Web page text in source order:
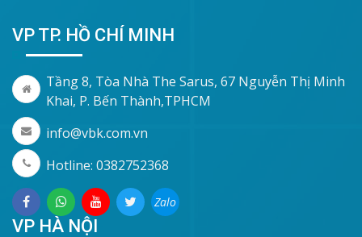
VP TP. HỒ CHÍ MINH
Tầng 8, Tòa Nhà The Sarus, 67 Nguyễn Thị Minh
Khai, P. Bến Thành,TPHCM
info@vbk.com.vn
Hotline: 0382752368
Zalo
VP HÀ NỘI